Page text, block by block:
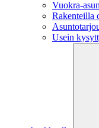
Vuokra-
Rakenteilla
Usein